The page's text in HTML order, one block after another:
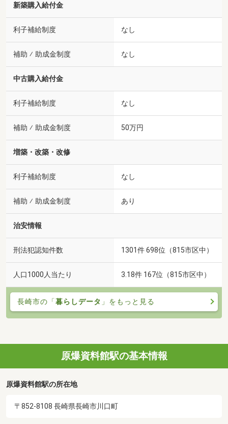
新築購入給付金
利子補給制度 なし
補助 ⁄ 助成金制度 なし
中古購入給付金
利子補給制度 なし
補助 ⁄ 助成金制度 50万円
増築・改築・改修
利子補給制度 なし
補助 ⁄ 助成金制度 あり
治安情報
刑法犯認知件数 1301件 698位（815市区中）
人口1000人当たり 3.18件 167位（815市区中）
長崎市の「暮らしデータ 」をもっと見る
原爆資料館駅の基本情報
原爆資料館駅の所在地
〒852-8108 長崎県長崎市川口町